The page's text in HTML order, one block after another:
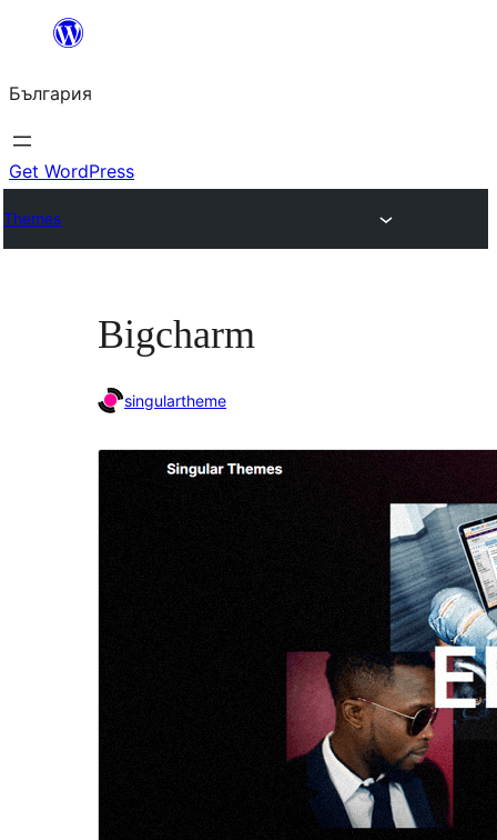
България
Get WordPress
Themes
Bigcharm
singulartheme